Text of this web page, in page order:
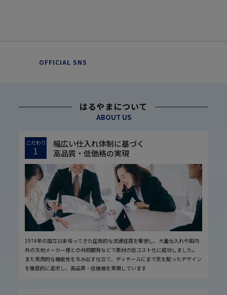
OFFICIAL SNS
はるやまについて
ABOUT US
こだわり
1
幅広い仕入れ体制に基づく
高品質・低価格の実現
1974年の設立以来培ってきた圧倒的な流通経路を駆使し、大量仕入れや国内
外の生地メーカー様との共同開発などで素材の低コスト化に成功しました。
また実用的な機能性を生み出す仕立て、ディテールにまで気を配ったデザイン
を徹底的に追求し、高品質・低価格を実現しています